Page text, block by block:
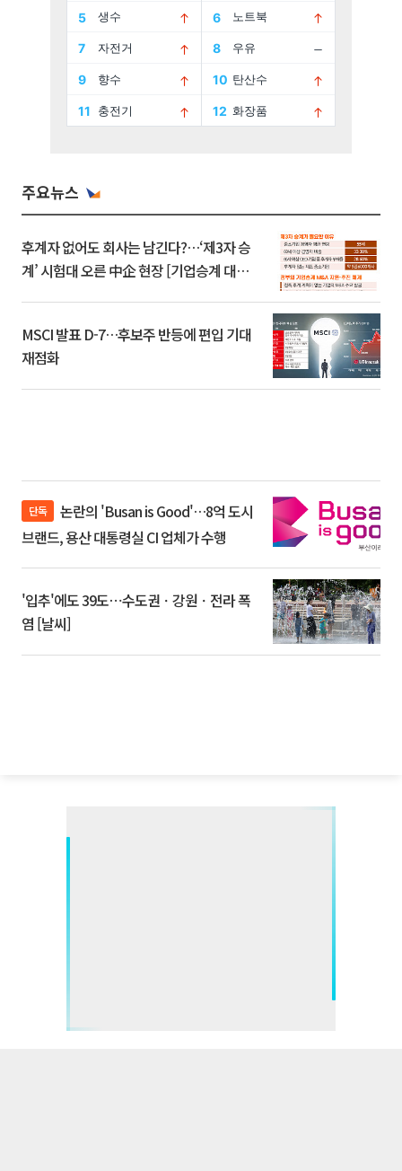
주요뉴스
후계자 없어도 회사는 남긴다?…‘제3자 승
계’ 시험대 오른 中企 현장 [기업승계 대전
MSCI 발표 D-7…후보주 반등에 편입 기대
재점화
단독
브랜드, 용산 대통령실 CI 업체가 수행
'입추'에도 39도⋯수도권ㆍ강원ㆍ전라 폭
염 [날씨]